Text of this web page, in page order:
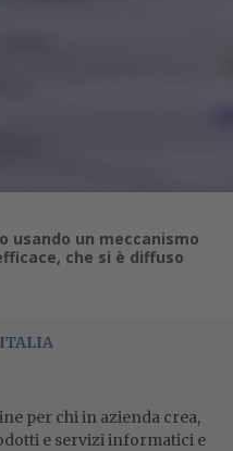
usando un meccanismo
che si è diffuso
per chi in azienda crea,
e servizi informatici e